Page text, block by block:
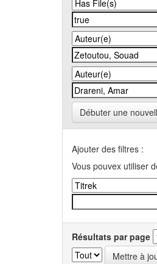
Débuter une
Ajouter des filtres :
Vous pouvex utiliser
Résultats par page